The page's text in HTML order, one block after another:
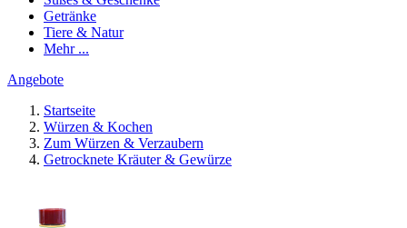
Getränke
Tiere & Natur
Mehr ...
Angebote
Startseite
Würzen & Kochen
Zum Würzen & Verzaubern
Getrocknete Kräuter & Gewürze